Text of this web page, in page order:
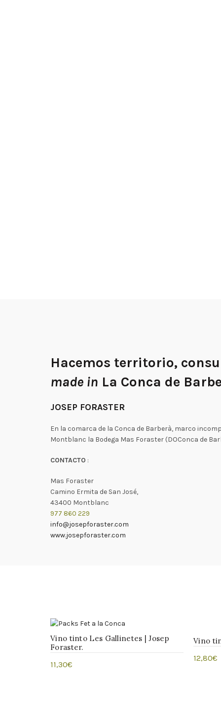
Hacemos territorio,
made in La Conca de
JOSEP FORASTER
En la comarca de la Conca de Barberà, marco
Montblanc la Bodega Mas Foraster (DOConca de
CONTACTO :
Mas Foraster
Camino Ermita de San José,
43400 Montblanc
977 860 229
info@josepforaster.com
www.josepforaster.com
Vino tinto Les Gallinetes | Josep
Foraster.
11,30€
Vino
12,80€